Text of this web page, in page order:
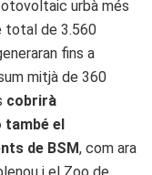
urbà més
total de 3.560
fins a
mitjà de 360
cobrirà
també el
de BSM, com ara